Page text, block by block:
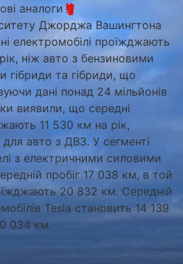
аналоги
Джорджа Вашингтона
електромобілі проїжджають
ніж авто з бензиновими
гібриди та гібриди, що
дані понад 24 мільйонів
виявили, що середні
11 530 км на рік,
авто з ДВЗ. У сегменті
з електричними силовими
пробіг 17 038 км, в той
20 832 км. Середній
Tesla становить 14 139
034 км.